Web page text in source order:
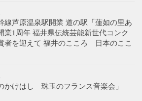
線芦原温泉駅開業 道の駅「蓮如の里あ
業1周年 福井県伝統芸能新世代コンク
者を迎えて 福井のこころ 日本のここ
かけはし 珠玉のフランス音楽会」